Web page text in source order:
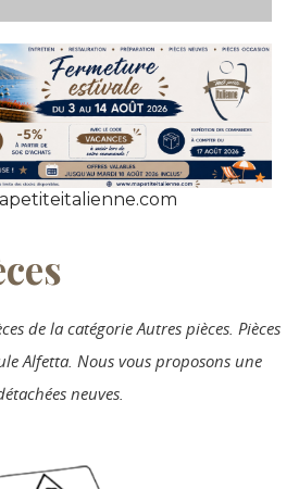
de la catégorie Autres pièces. Pièces
Alfetta. Nous vous proposons une
neuves.